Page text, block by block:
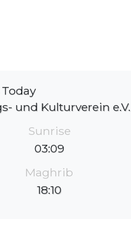
und Kulturverein e.V.
Sunrise
03:09
Maghrib
18:10